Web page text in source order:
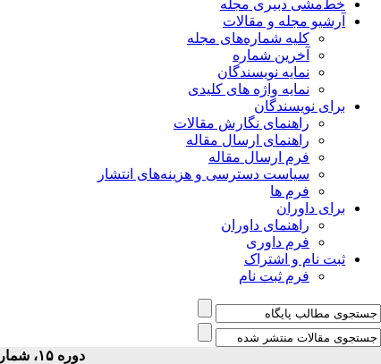
خط‌مشی دبیری مجله
آرشیو مجله و مقالات
کلیه شماره‌های مجله
آخرین شماره
نمایه نویسندگان
نمایه واژه های کلیدی
برای نویسندگان
راهنمای نگارش مقالات
راهنمای ارسال مقاله
فرم ارسال مقاله
سیاست دسترسی و هزینه‌های انتشار
فرم ها
برای داوران
راهنمای داوران
فرم داوری
ثبت نام و اشتراک
فرم ثبت نام
دوره ۱۵، شماره ۳ - ( مهر ۱۳۸۳ )